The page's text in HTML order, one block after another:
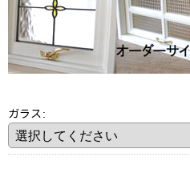
ガラス :